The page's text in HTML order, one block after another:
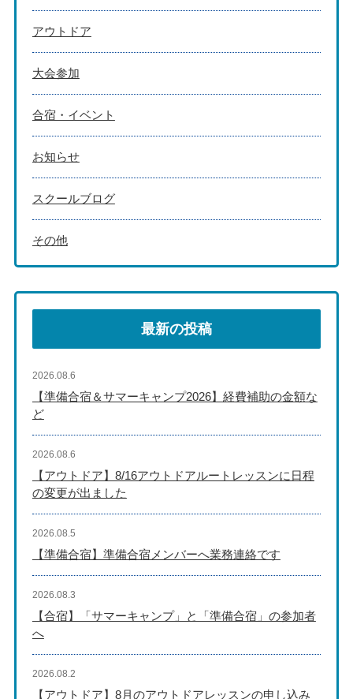
アウトドア
大会参加
合宿・イベント
お知らせ
スクールブログ
その他
最新の投稿
【準備合宿＆サマーキャンプ2026】経費補助の金額な
ど
2026.08.6
【アウトドア】8/16アウトドアルートレッスンに日程
の変更が出ました
2026.08.6
【準備合宿】準備合宿メンバーへ業務連絡です
2026.08.5
【合宿】「サマーキャンプ」と「準備合宿」の参加者
へ
2026.08.3
【アウトドア】8月のアウトドアレッスンの申し込み
2026.08.2